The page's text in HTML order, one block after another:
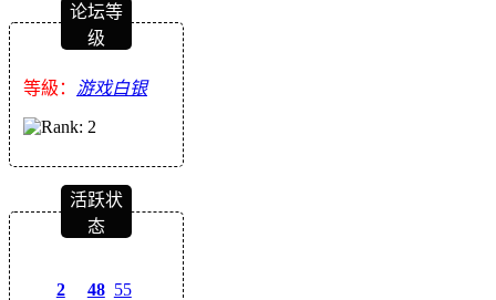
论坛等
级
等級： 游戏白银
活跃状
态
2 48 55